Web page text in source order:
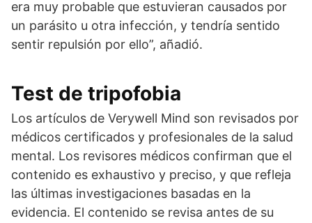
era muy probable que estuvieran causados por
un parásito u otra infección, y tendría sentido
sentir repulsión por ello”, añadió.
Test de tripofobia
Los artículos de Verywell Mind son revisados por
médicos certificados y profesionales de la salud
mental. Los revisores médicos confirman que el
contenido es exhaustivo y preciso, y que refleja
las últimas investigaciones basadas en la
evidencia. El contenido se revisa antes de su